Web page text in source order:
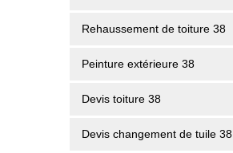
Rehaussement de toiture 38
Peinture extérieure 38
Devis toiture 38
Devis changement de tuile 38